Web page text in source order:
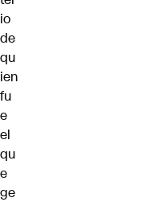
io
de
qu
ien
fu
e
el
qu
e
ge